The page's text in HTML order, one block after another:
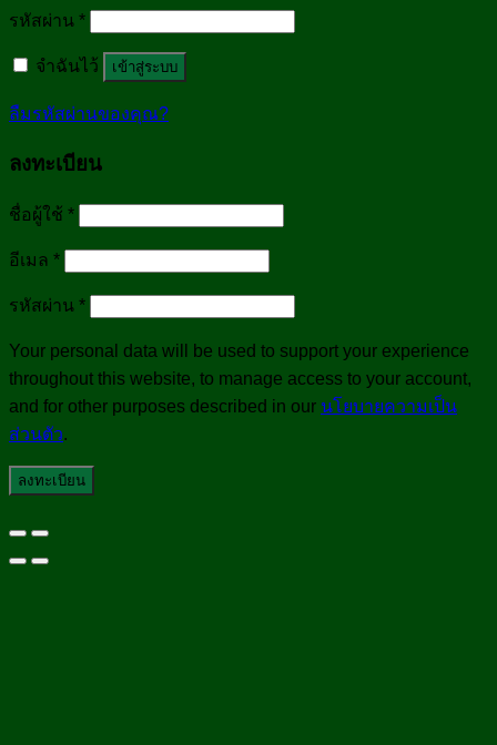
รหัสผ่าน *
จำฉันไว้ เข้าสู่ระบบ
ลืมรหัสผ่านของคุณ?
ลงทะเบียน
ชื่อผู้ใช้ *
อีเมล *
รหัสผ่าน *
Your personal data will be used to support your experience
throughout this website, to manage access to your account,
and for other purposes described in our นโยบายความเป็น
ส่วนตัว.
ลงทะเบียน